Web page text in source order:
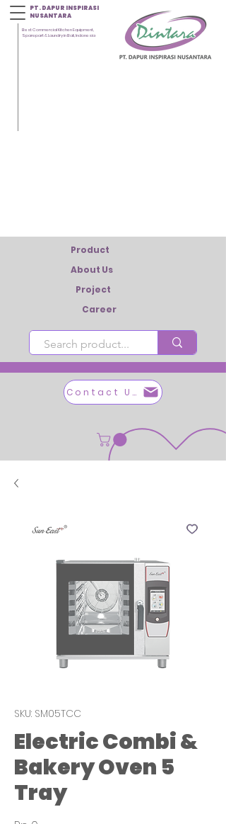
PT. DAPUR INSPIRASI
NUSANTARA
Best Commercial Kitchen Equipment,
Sparepart & Laundry in Bali, Indonesia
Career
Contact Us
Product
About Us
Project
SKU: SM05TCC
Electric Combi &
Bakery Oven 5
Tray